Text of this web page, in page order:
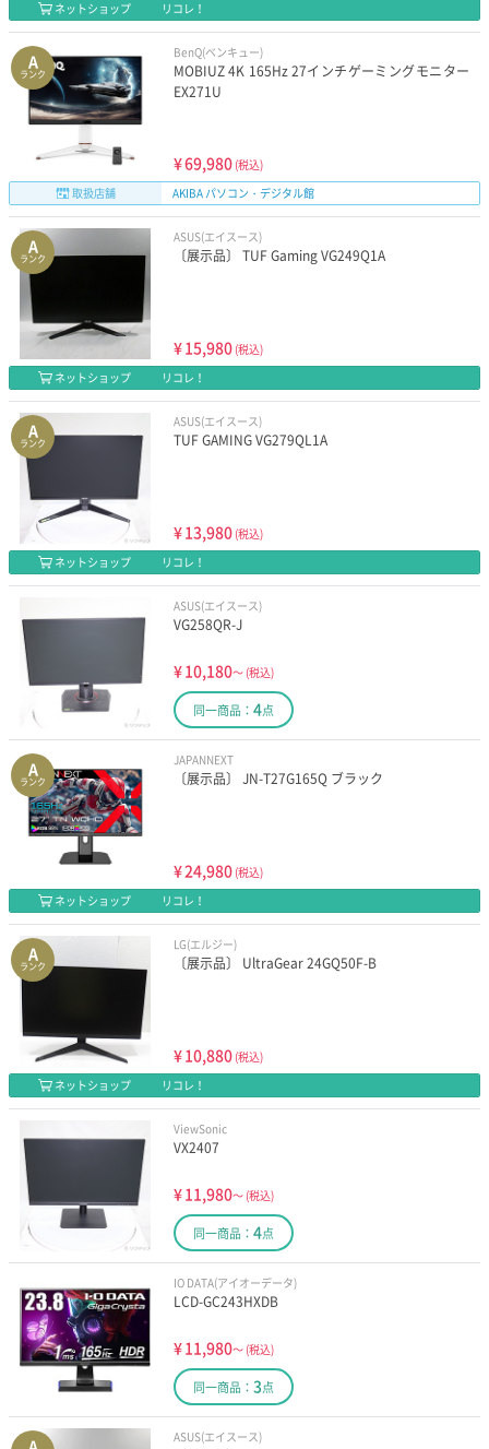
ネットショップ リコレ！
A
ランク
BenQ(ベンキュー)
MOBIUZ 4K 165Hz 27インチゲーミングモニター
EX271U
¥69,980 (税込)
取扱店舗
AKIBA パソコン・デジタル館
A
ランク
ASUS(エイスース)
〔展示品〕 TUF Gaming VG249Q1A
¥15,980 (税込)
ネットショップ
リコレ！
A
ランク
ASUS(エイスース)
TUF GAMING VG279QL1A
¥13,980 (税込)
ネットショップ
リコレ！
ASUS(エイスース)
VG258QR-J
¥10,180～ (税込)
同一商品： 4点
A
ランク
JAPANNEXT
〔展示品〕 JN-T27G165Q ブラック
¥24,980 (税込)
ネットショップ
リコレ！
A
ランク
LG(エルジー)
〔展示品〕 UltraGear 24GQ50F-B
¥10,880 (税込)
ネットショップ
リコレ！
ViewSonic
VX2407
¥11,980～ (税込)
同一商品： 4点
IO DATA(アイオーデータ)
LCD-GC243HXDB
¥11,980～ (税込)
同一商品： 3点
ASUS(エイスース)